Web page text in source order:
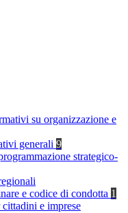
su organizzazione e
generali 9
strategico-
e codice di condotta 1
e imprese